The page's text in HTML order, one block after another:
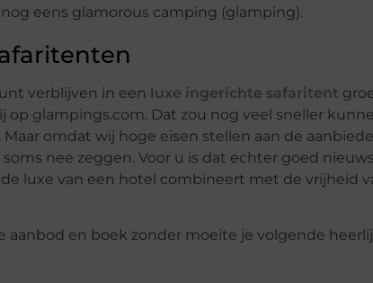
eens glamorous camping (glamping).
verblijven in een luxe ingerichte safaritent
glampings.com. Dat zou nog veel sneller
omdat wij hoge eisen stellen aan de
nee zeggen. Voor u is dat echter goed
luxe van een hotel combineert met de vrijheid
aanbod en boek zonder moeite je volgende